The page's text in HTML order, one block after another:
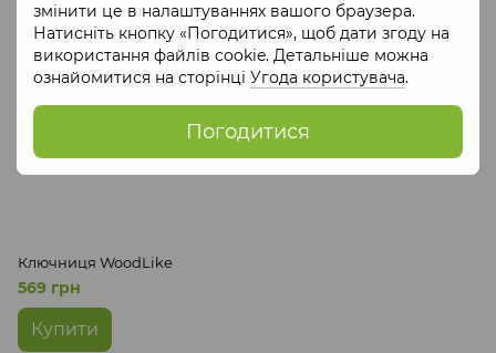
змінити це в налаштуваннях вашого браузера.
Натисніть кнопку «Погодитися», щоб дати згоду на
використання файлів cookie. Детальніше можна
ознайомитися на сторінці Угода користувача.
Погодитися
СОЦІАЛЬНЕ ПІДПРИЄМСТВО
Ключниця WoodLike
569 грн
Купити